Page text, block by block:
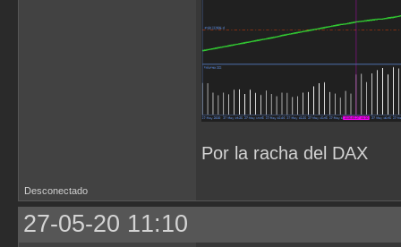
Por la racha del DAX
Desconectado
27-05-20 11:10